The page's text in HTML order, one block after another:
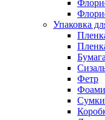
Упаковка
Фетр
Сумки